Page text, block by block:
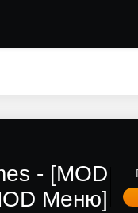
- [MOD
Меню]